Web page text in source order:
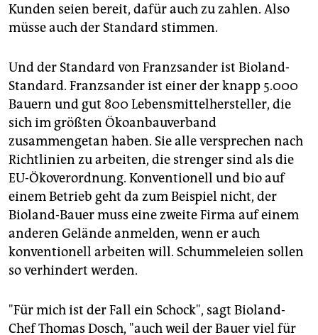
Kunden seien bereit, dafür auch zu zahlen. Also
müsse auch der Standard stimmen.
Und der Standard von Franzsander ist Bioland-
Standard. Franzsander ist einer der knapp 5.000
Bauern und gut 800 Lebensmittelhersteller, die
sich im größten Ökoanbauverband
zusammengetan haben. Sie alle versprechen nach
Richtlinien zu arbeiten, die strenger sind als die
EU-Ökoverordnung. Konventionell und bio auf
einem Betrieb geht da zum Beispiel nicht, der
Bioland-Bauer muss eine zweite Firma auf einem
anderen Gelände anmelden, wenn er auch
konventionell arbeiten will. Schummeleien sollen
so verhindert werden.
"Für mich ist der Fall ein Schock", sagt Bioland-
Chef Thomas Dosch, "auch weil der Bauer viel für